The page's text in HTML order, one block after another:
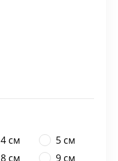
4 см
5 см
8 см
9 см